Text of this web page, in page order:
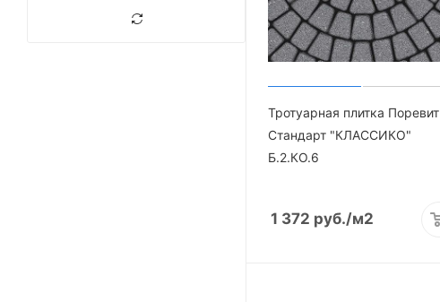
Тротуарная плитка Поревит
Стандарт "КЛАССИКО"
Б.2.КО.6
1 372 руб./м2